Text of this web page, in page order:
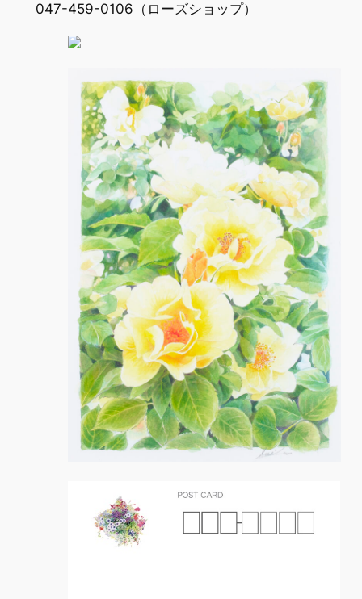
047-459-0106（ローズショップ）